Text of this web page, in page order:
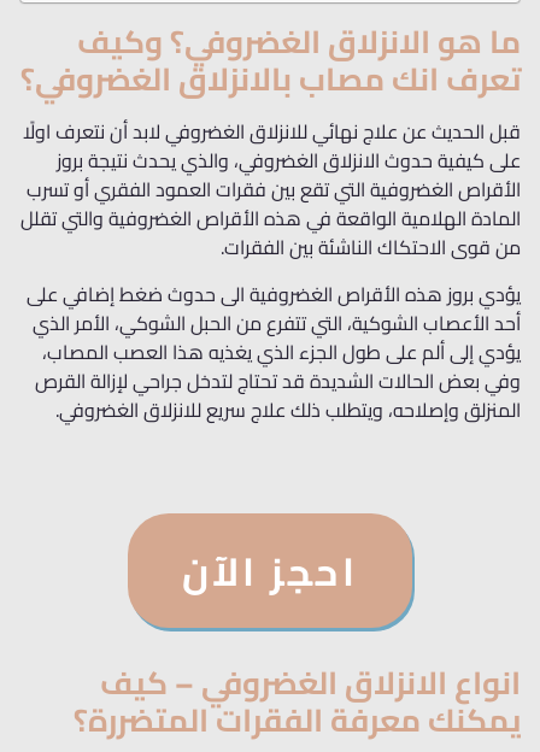
ما هو الانزلاق الغضروفي؟ وكيف
تعرف انك مصاب بالانزلاق الغضروفي؟
قبل الحديث عن علاج نهائي للانزلاق الغضروفي لابد أن نتعرف اولًا
على كيفية حدوث الانزلاق الغضروفي، والذي يحدث نتيجة بروز
الأقراص الغضروفية التي تقع بين فقرات العمود الفقري أو تسرب
المادة الهلامية الواقعة في هذه الأقراص الغضروفية والتي تقلل
من قوى الاحتكاك الناشئة بين الفقرات.
يؤدي بروز هذه الأقراص الغضروفية الى حدوث ضغط إضافي على
أحد الأعصاب الشوكية، التي تتفرع من الحبل الشوكي، الأمر الذي
يؤدي إلى ألم على طول الجزء الذي يغذيه هذا العصب المصاب،
وفي بعض الحالات الشديدة قد تحتاج لتدخل جراحي لإزالة القرص
المنزلق وإصلاحه، ويتطلب ذلك علاج سريع للانزلاق الغضروفي.
احجز الآن
انواع الانزلاق الغضروفي – كيف
يمكنك معرفة الفقرات المتضررة؟